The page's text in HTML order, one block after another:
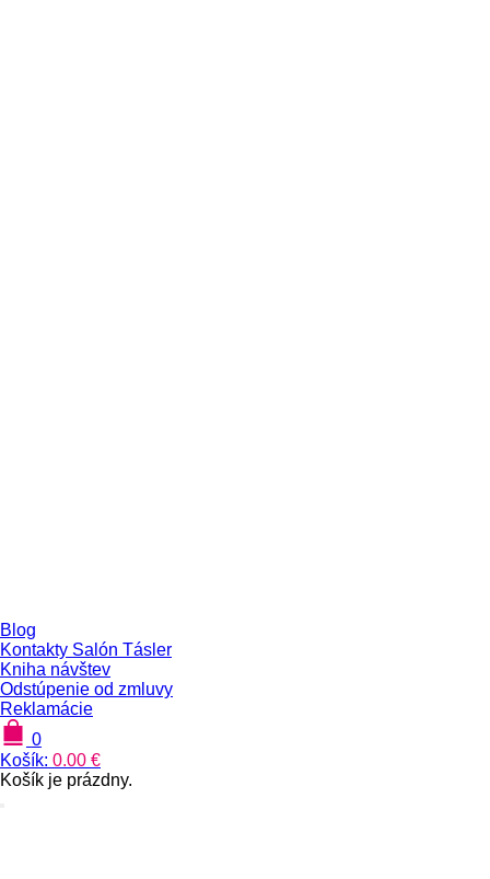
Blog
Kontakty Salón Tásler
Kniha návštev
Odstúpenie od zmluvy
Reklamácie
0
Košík: 0.00 €
Košík je prázdny.